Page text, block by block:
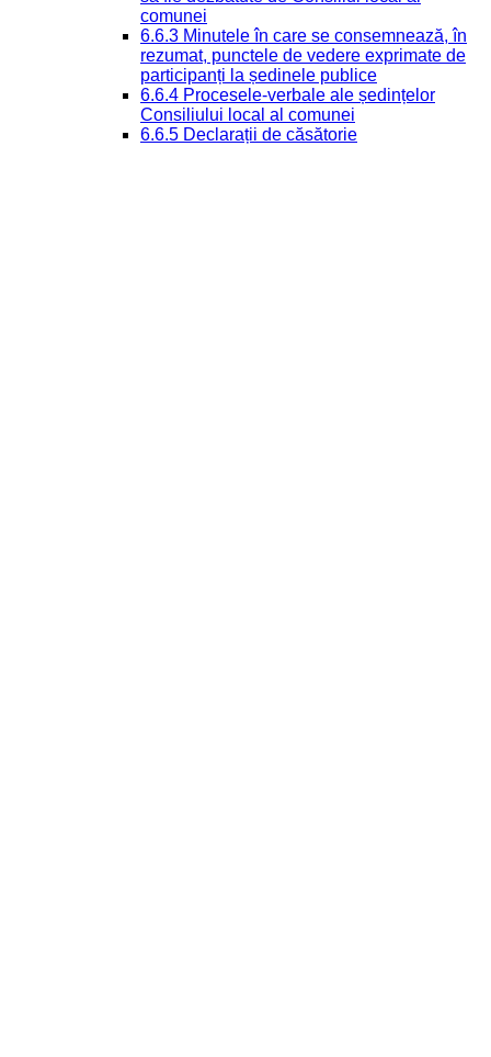
comunei
6.6.3 Minutele în care se consemnează, în
rezumat, punctele de vedere exprimate de
participanți la ședinele publice
6.6.4 Procesele-verbale ale ședințelor
Consiliului local al comunei
6.6.5 Declarații de căsătorie